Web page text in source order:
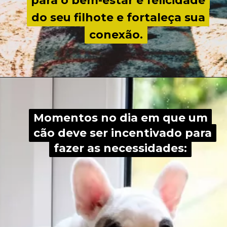
do seu filhote e fortaleça sua
conexão.
do seu filhote e fortaleça sua
conexão.
Momentos no dia em que um
cão deve ser incentivado para
fazer as necessidades:
Momentos no dia em que um
cão deve ser incentivado para
fazer as necessidades: